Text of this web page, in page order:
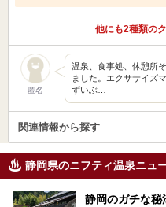
他にも2種類の
匿名
温泉、食事処、休憩所
ました。エクササイズ
ずいぶ…
関連情報から探す
静岡県のニフティ温泉ニュ
静岡のガチな秘